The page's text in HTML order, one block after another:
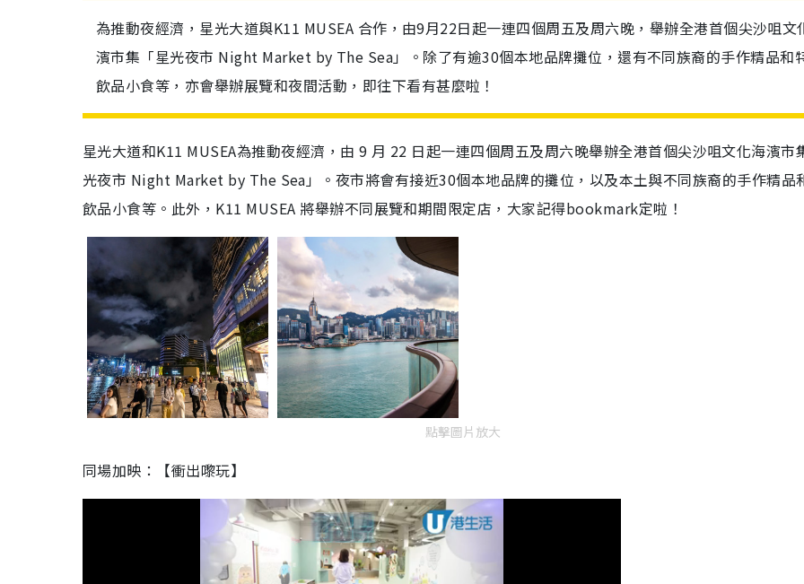
為推動夜經濟，星光大道與K11 MUSEA 合作，由9月22日起一連四個周五及周六晚，舉辦全港首個尖沙咀文
濱市集「星光夜市 Night Market by The Sea」。除了有逾30個本地品牌攤位，還有不同族裔的手作精品和
飲品小食等，亦會舉辦展覽和夜間活動，即往下看有甚麼啦！
星光大道和K11 MUSEA為推動夜經濟，由 9 月 22 日起一連四個周五及周六晚舉辦全港首個尖沙咀文化海濱市
光夜市 Night Market by The Sea」。夜市將會有接近30個本地品牌的攤位，以及本土與不同族裔的手作精品
飲品小食等。此外，K11 MUSEA 將舉辦不同展覽和期間限定店，大家記得bookmark定啦！
點擊圖片放大
同場加映：【衝出嚟玩】